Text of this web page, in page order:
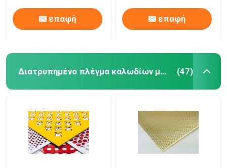
Υποθέσεις
Διατρυπημένο πλέγμα καλωδίων μετάλλων
Υφαμένο ύφασμα καλωδίων
Διακοσμητικό πλέγμα καλωδίων
επαφή επαφή
Διατρυπημένο πλέγμα καλωδίων μετάλλων (47)